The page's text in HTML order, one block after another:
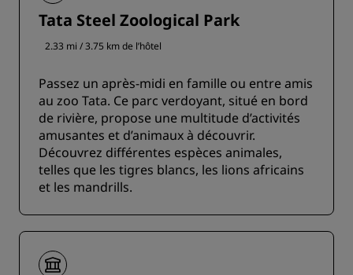
Tata Steel Zoological Park
2.33 mi / 3.75 km de l’hôtel
Passez un après-midi en famille ou entre amis
au zoo Tata. Ce parc verdoyant, situé en bord
de rivière, propose une multitude d’activités
amusantes et d’animaux à découvrir.
Découvrez différentes espèces animales,
telles que les tigres blancs, les lions africains
et les mandrills.